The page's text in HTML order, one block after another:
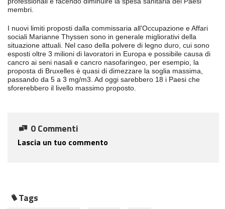
membri.
I nuovi limiti proposti dalla commissaria all'Occupazione e Affari
sociali Marianne Thyssen sono in generale migliorativi della
situazione attuali. Nel caso della polvere di legno duro, cui sono
esposti oltre 3 milioni di lavoratori in Europa e possibile causa di
cancro ai seni nasali e cancro nasofaringeo, per esempio, la
proposta di Bruxelles è quasi di dimezzare la soglia massima,
passando da 5 a 3 mg/m3. Ad oggi sarebbero 18 i Paesi che
sforerebbero il livello massimo proposto.
0 Commenti
Lascia un tuo commento
Tags